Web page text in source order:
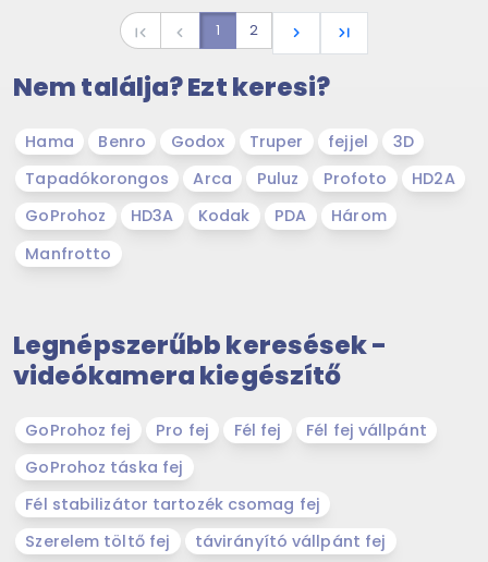
first_page navigate_before 1 2 navigate_next last_page
Nem találja? Ezt keresi?
Hama Benro Godox Truper fejjel
3D
Tapadókorongos
Arca Puluz Profoto
HD2A
GoProhoz
HD3A Kodak PDA
Három
Manfrotto
Legnépszerűbb keresések -
videókamera kiegészítő
GoProhoz fej Pro fej Fél fej
Fél fej vállpánt
GoProhoz táska fej
Fél stabilizátor tartozék csomag fej
Szerelem töltő fej
távirányító vállpánt fej